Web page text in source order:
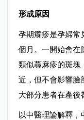
形成原因
孕期癢疹是孕婦常
個月。一開始會在
類似蕁麻疹的斑塊
近，但不會影響臉
大部分患者在產後
以中醫理論解釋